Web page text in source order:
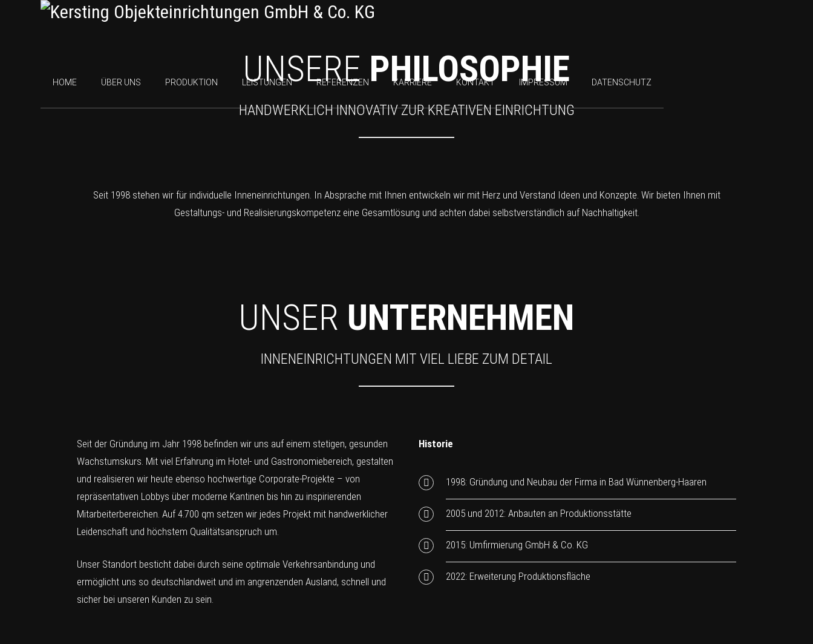
HOME ÜBER UNS PRODUKTION LEISTUNGEN REFERENZEN KARRIERE KONTAKT IMPRESSUM DATENSCHUTZ
UNSEREPHILOSOPHIE
HANDWERKLICH INNOVATIV ZUR KREATIVEN EINRICHTUNG
Seit 1998 stehen wir für individuelle Inneneinrichtungen. In Absprache mit Ihnen entwickeln wir mit Herz und Verstand Ideen und Konzepte. Wir bieten Ihnen mit
Gestaltungs- und Realisierungskompetenz eine Gesamtlösung und achten dabei selbstverständlich auf Nachhaltigkeit.
UNSER UNTERNEHMEN
INNENEINRICHTUNGEN MIT VIEL LIEBE ZUM DETAIL
Seit der Gründung im Jahr 1998 befinden wir uns auf einem stetigen, gesunden
Wachstumskurs. Mit viel Erfahrung im Hotel- und Gastronomiebereich, gestalten
und realisieren wir heute ebenso hochwertige Corporate-Projekte – von
repräsentativen Lobbys über moderne Kantinen bis hin zu inspirierenden
Mitarbeiterbereichen. Auf 4.700 qm setzen wir jedes Projekt mit handwerklicher
Leidenschaft und höchstem Qualitätsanspruch um.
Unser Standort besticht dabei durch seine optimale Verkehrsanbindung und
ermöglicht uns so deutschlandweit und im angrenzenden Ausland, schnell und
sicher bei unseren Kunden zu sein.
Historie
1998: Gründung und Neubau der Firma in Bad Wünnenberg-Haaren
2005 und 2012: Anbauten an Produktionsstätte
2015: Umfirmierung GmbH & Co. KG
2022: Erweiterung Produktionsfläche